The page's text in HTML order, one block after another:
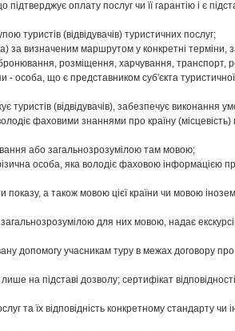
підтверджує оплату послуг чи її гарантію і є
туристів (відвідувачів) туристичних послуг;
за визначеним маршрутом у конкретні терміни,
розміщення, харчування, транспорт,
- особа, що є представником суб'єкта
туристів (відвідувачів), забезпечує виконання
фаховими знаннями про країну (місцевість)
або загальнозрозумілою там мовою;
особа, яка володіє фаховою інформацією
показу, а також мовою цієї країни чи мовою
для них мовою, надає
допомогу учасникам туру в межах договору
лише на підставі дозволу; сертифікат
та їх відповідність конкретному стандарту